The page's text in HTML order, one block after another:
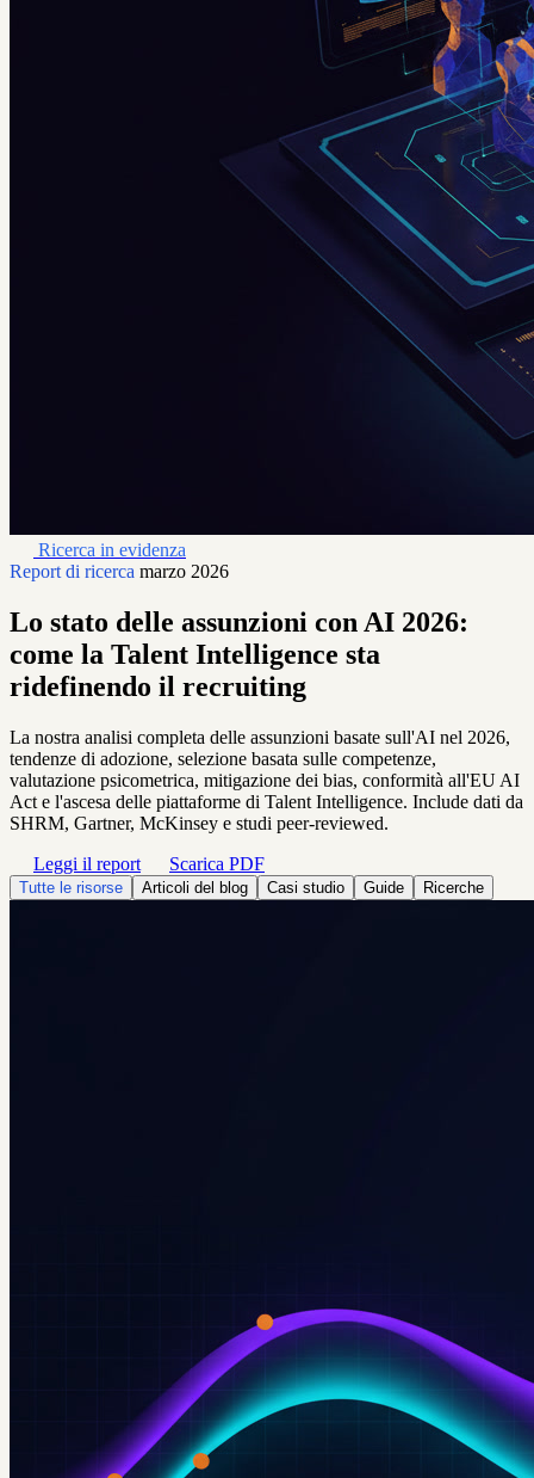
Ricerca in evidenza
Report di ricerca marzo 2026
Lo stato delle assunzioni con AI 2026:
come la Talent Intelligence sta
ridefinendo il recruiting
La nostra analisi completa delle assunzioni basate sull'AI nel 2026,
tendenze di adozione, selezione basata sulle competenze,
valutazione psicometrica, mitigazione dei bias, conformità all'EU AI
Act e l'ascesa delle piattaforme di Talent Intelligence. Include dati da
SHRM, Gartner, McKinsey e studi peer-reviewed.
Leggi il report
Scarica PDF
Tutte le risorse Articoli del blog Casi studio Guide Ricerche